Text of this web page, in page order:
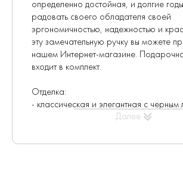
определенно достойная, и долгие
радовать своего обладателя своей
эргономичностью, надежностью и
эту замечательную ручку вы можете
нашем Интернет-магазине.
входит в комплект.
Отделка:
- классическая и элегантная с
широкий металлический обод на
Далее